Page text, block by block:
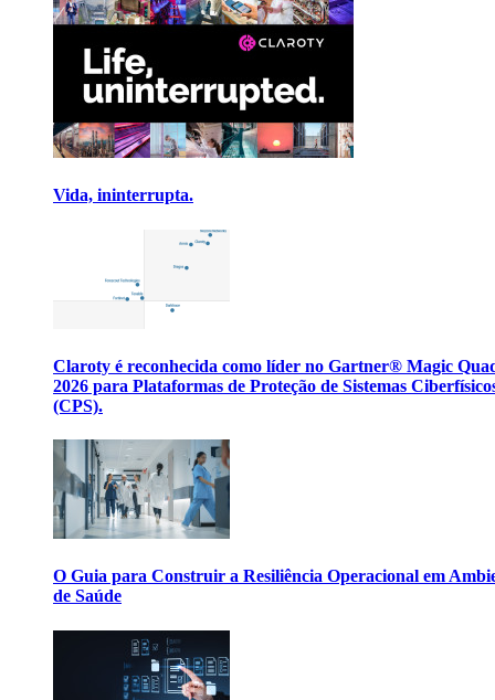
Vida, ininterrupta.
Claroty é reconhecida como líder no Gartner® Magic
2026 para Plataformas de Proteção de Sistemas
(CPS).
O Guia para Construir a Resiliência Operacional em
de Saúde